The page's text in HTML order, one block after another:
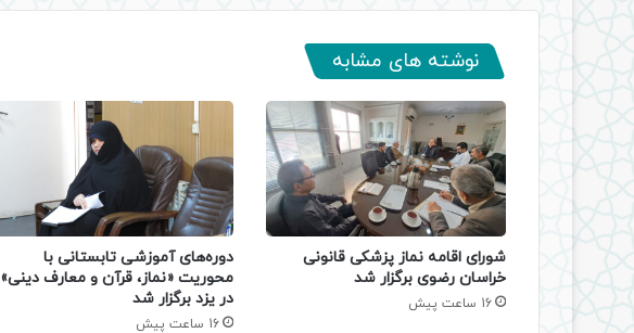
نوشته های مشابه
شورای اقامه نماز پزشکی قانونی
خراسان رضوی برگزار شد
16 ساعت پیش
دوره‌های آموزشی تابستانی با
محوریت «نماز، قرآن و معارف دینی»
در یزد برگزار شد
16 ساعت پیش